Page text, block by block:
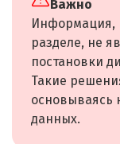
Важно
Информация,
разделе, не
постановки
Такие
основываясь
данных.